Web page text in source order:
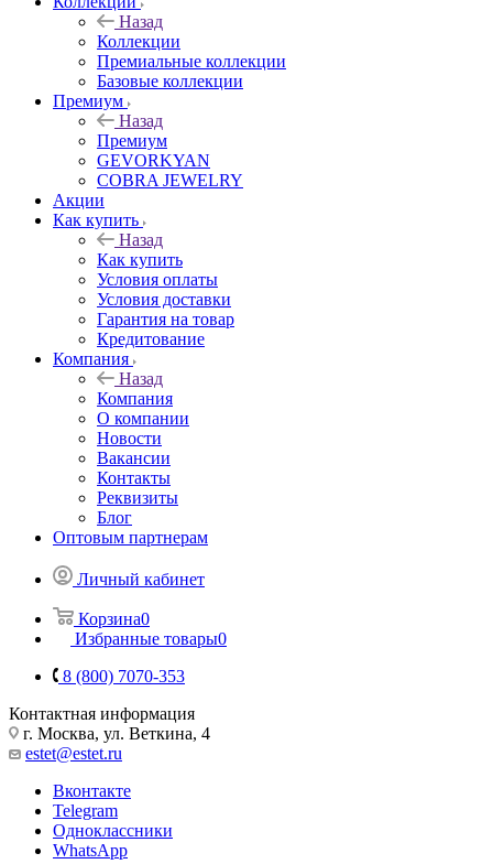
Назад
Коллекции
Премиальные коллекции
Базовые коллекции
Премиум
Назад
Премиум
GEVORKYAN
COBRA JEWELRY
Акции
Как купить
Назад
Как купить
Условия оплаты
Условия доставки
Гарантия на товар
Кредитование
Компания
Назад
Компания
О компании
Новости
Вакансии
Контакты
Реквизиты
Блог
Оптовым партнерам
Личный кабинет
Корзина0
Избранные товары0
8 (800) 7070-353
Контактная информация
г. Москва, ул. Веткина, 4
estet@estet.ru
Вконтакте
Telegram
Одноклассники
WhatsApp